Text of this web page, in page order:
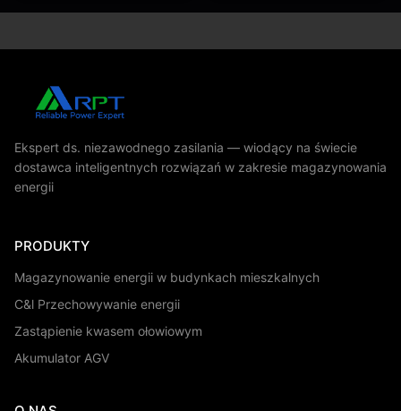
Ekspert ds. niezawodnego zasilania — wiodący na świecie
dostawca inteligentnych rozwiązań w zakresie magazynowania
energii
PRODUKTY
Magazynowanie energii w budynkach mieszkalnych
C&l Przechowywanie energii
Zastąpienie kwasem ołowiowym
Akumulator AGV